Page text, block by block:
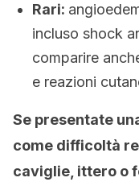
Rari:
incluso shock
comparire
e reazioni
Se presentate
come difficoltà
caviglie, ittero o